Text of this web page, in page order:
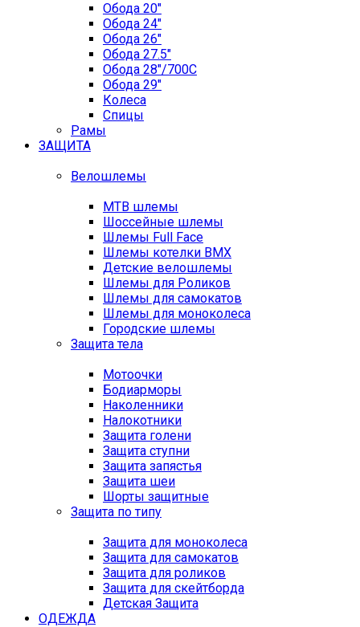
Обода 20"
Обода 24"
Обода 26"
Обода 27.5"
Обода 28"/700C
Обода 29"
Колеса
Спицы
Рамы
ЗАЩИТА
Велошлемы
MTB шлемы
Шоссейные шлемы
Шлемы Full Face
Шлемы котелки BMX
Детские велошлемы
Шлемы для Роликов
Шлемы для самокатов
Шлемы для моноколеса
Городские шлемы
Защита тела
Мотоочки
Бодиарморы
Наколенники
Налокотники
Защита голени
Защита ступни
Защита запястья
Защита шеи
Шорты защитные
Защита по типу
Защита для моноколеса
Защита для самокатов
Защита для роликов
Защита для скейтборда
Детская Защита
ОДЕЖДА